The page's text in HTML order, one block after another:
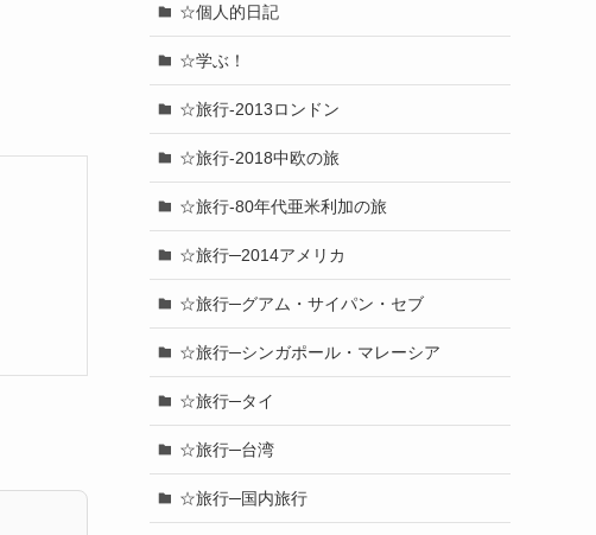
☆個人的日記
☆学ぶ！
☆旅行-2013ロンドン
☆旅行-2018中欧の旅
☆旅行-80年代亜米利加の旅
☆旅行─2014アメリカ
☆旅行─グアム・サイパン・セブ
☆旅行─シンガポール・マレーシア
☆旅行─タイ
☆旅行─台湾
☆旅行─国内旅行